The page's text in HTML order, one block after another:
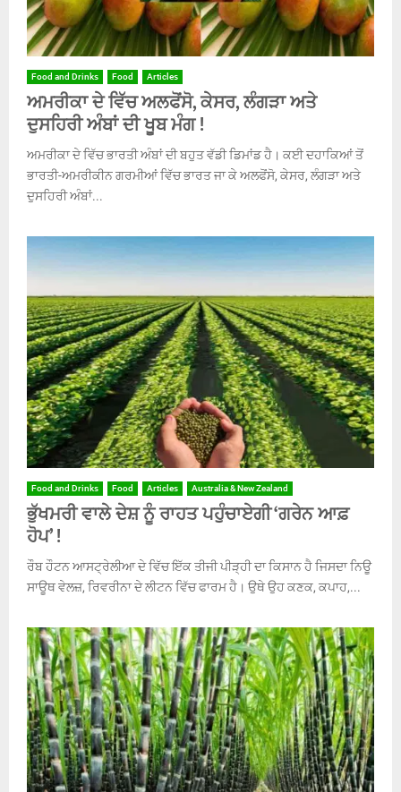
Food and Drinks Food Articles
ਅਮਰੀਕਾ ਦੇ ਵਿੱਚ ਅਲਫੋਂਸੋ, ਕੇਸਰ, ਲੰਗੜਾ ਅਤੇ
ਦੁਸਹਿਰੀ ਅੰਬਾਂ ਦੀ ਖੂਬ ਮੰਗ !
ਅਮਰੀਕਾ ਦੇ ਵਿੱਚ ਭਾਰਤੀ ਅੰਬਾਂ ਦੀ ਬਹੁਤ ਵੱਡੀ ਡਿਮਾਂਡ ਹੈ। ਕਈ ਦਹਾਕਿਆਂ ਤੋਂ
ਭਾਰਤੀ-ਅਮਰੀਕੀਨ ਗਰਮੀਆਂ ਵਿੱਚ ਭਾਰਤ ਜਾ ਕੇ ਅਲਫੋਂਸੋ, ਕੇਸਰ, ਲੰਗੜਾ ਅਤੇ
ਦੁਸਹਿਰੀ ਅੰਬਾਂ...
Food and Drinks Food Articles Australia & New Zealand
ਭੁੱਖਮਰੀ ਵਾਲੇ ਦੇਸ਼ ਨੂੰ ਰਾਹਤ ਪਹੁੰਚਾਏਗੀ ‘ਗਰੇਨ ਆਫ਼
ਹੋਪ’ !
ਰੌਬ ਹੌਟਨ ਆਸਟ੍ਰੇਲੀਆ ਦੇ ਵਿੱਚ ਇੱਕ ਤੀਜੀ ਪੀੜ੍ਹੀ ਦਾ ਕਿਸਾਨ ਹੈ ਜਿਸਦਾ ਨਿਊ
ਸਾਊਥ ਵੇਲਜ਼, ਰਿਵਰੀਨਾ ਦੇ ਲੀਟਨ ਵਿੱਚ ਫਾਰਮ ਹੈ। ਉਥੇ ਉਹ ਕਣਕ, ਕਪਾਹ,...